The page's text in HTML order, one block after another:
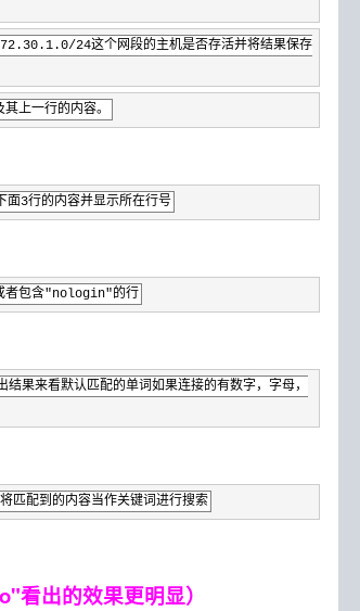
24这个网段的主机是否存活并将结果保存
行的内容。
内容并显示所在行号
含"nologin"的行
匹配的单词如果连接的有数字，字母，
的内容当作关键词进行搜索
看出的效果更明显）